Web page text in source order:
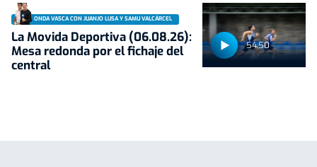
54:50
ONDA VASCA CON JUANJO LUSA Y SAMU VALCÁRCEL
La Movida Deportiva (06.08.26):
Mesa redonda por el fichaje del
central